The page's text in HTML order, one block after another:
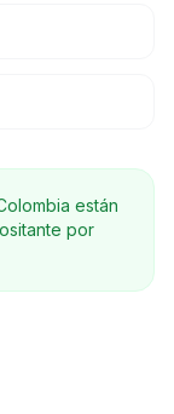
están
por